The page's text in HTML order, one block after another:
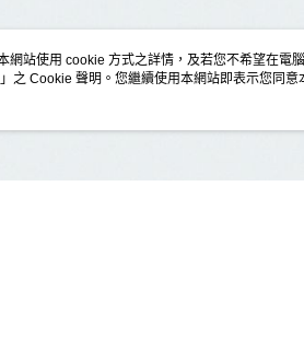
網站使用 cookie 方式之詳情，及若您不希望在電
」之 Cookie 聲明。您繼續使用本網站即表示您同